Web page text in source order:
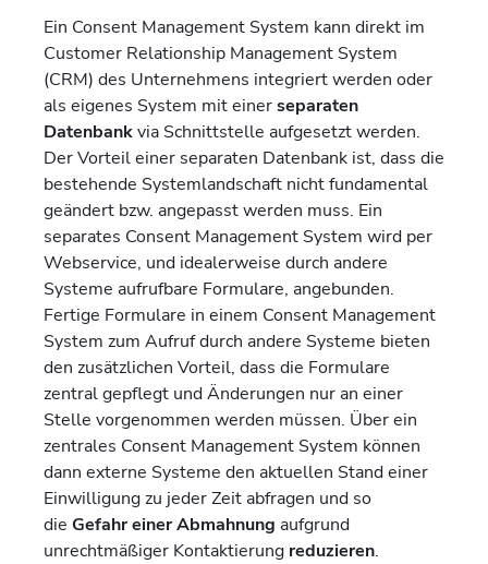
Ein Consent Management System kann direkt im
Customer Relationship Management System
(CRM) des Unternehmens integriert werden oder
als eigenes System mit einerseparaten
Datenbankvia Schnittstelle aufgesetzt werden.
Der Vorteil einer separaten Datenbank ist, dass die
bestehende Systemlandschaft nicht fundamental
geändert bzw. angepasst werden muss. Ein
separates Consent Management System wird per
Webservice, und idealerweise durch andere
Systeme aufrufbare Formulare, angebunden.
Fertige Formulare in einem Consent Management
System zum Aufruf durch andere Systeme bieten
den zusätzlichen Vorteil, dass die Formulare
zentral gepflegt und Änderungen nur an einer
Stelle vorgenommen werden müssen. Über ein
zentrales Consent Management System können
dann externe Systeme den aktuellen Stand einer
Einwilligung zu jeder Zeit abfragen und so
die Gefahr einer Abmahnung aufgrund
unrechtmäßiger Kontaktierung reduzieren.